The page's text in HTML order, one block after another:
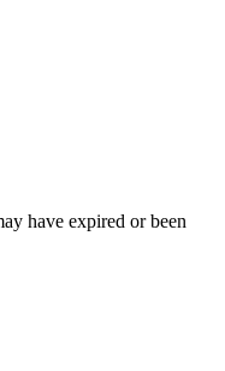
have expired or been